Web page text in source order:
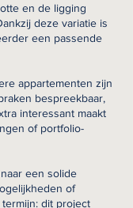
en de ligging
deze variatie is
een passende
appartementen zijn
bespreekbaar,
interessant maakt
of portfolio-
een solide
of
dit project